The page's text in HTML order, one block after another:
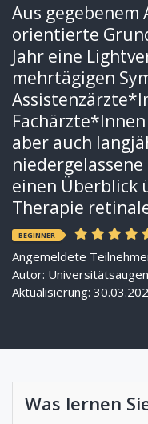
Aus gegebenem
orientierte
Jahr eine
mehrtägigen
aber auch
einen Überblick
Therapie
BEGINNER
Angemeldete
Autor:
Aktualisierung:
Was lernen